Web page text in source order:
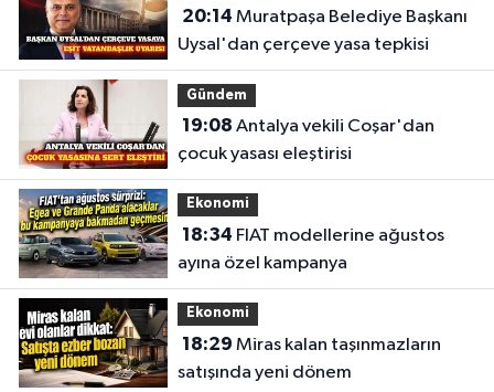
20:14
Uysal'dan çerçeve yasa tepkisi
Gündem
19:08
çocuk yasası eleştirisi
Ekonomi
18:34
ayına özel kampanya
Ekonomi
18:29
satışında yeni dönem